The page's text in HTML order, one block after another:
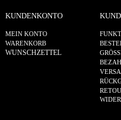
KUNDENKONTO
MEIN KONTO
WARENKORB
WUNSCHZETTEL